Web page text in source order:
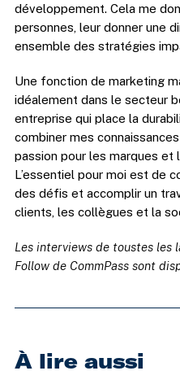
développement. Cela me
personnes, leur donner une
ensemble des stratégies
Une fonction de marketing
idéalement dans le secteur
entreprise qui place la
combiner mes
passion pour les marques et
L’essentiel pour moi est de
des défis et accomplir un
clients, les collègues et la
Les interviews de toustes les
Follow de CommPass sont
À lire aussi